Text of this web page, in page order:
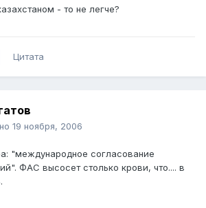
- то не легче?
Цитата
19 ноября, 2006
"международное согласование
ФАС высосет столько крови, что.... в